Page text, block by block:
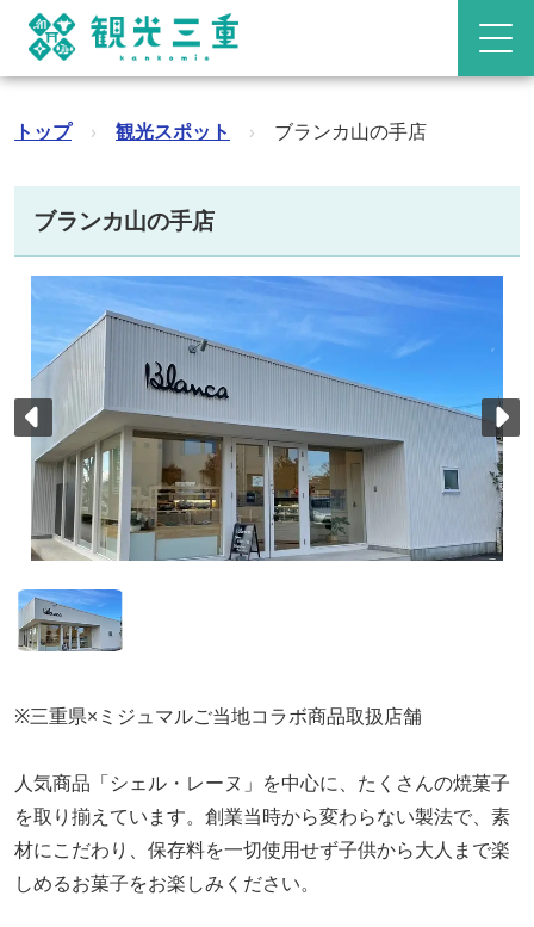
トップ › 観光スポット › ブランカ山の手店
ブランカ山の手店
※三重県×ミジュマルご当地コラボ商品取扱店舗
人気商品「シェル・レーヌ」を中心に、たくさんの焼菓子
を取り揃えています。創業当時から変わらない製法で、素
材にこだわり、保存料を一切使用せず子供から大人まで楽
しめるお菓子をお楽しみください。